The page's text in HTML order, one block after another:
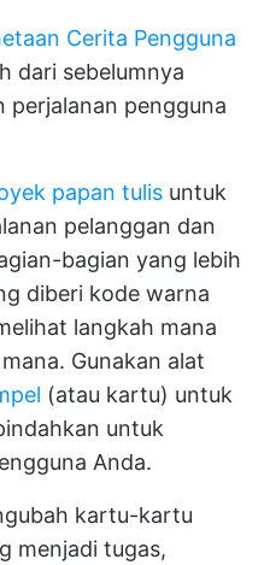
Cerita Pengguna
dari sebelumnya
perjalanan pengguna
papan tulis untuk
pelanggan dan
bagian yang lebih
diberi kode warna
langkah mana
Gunakan alat
(atau kartu) untuk
untuk
Anda.
kartu-kartu
menjadi tugas,